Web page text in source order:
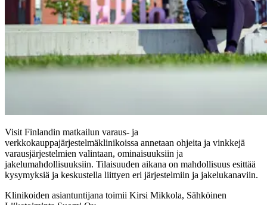
Visit Finlandin matkailun varaus- ja
verkkokauppajärjestelmäklinikoissa annetaan ohjeita ja vinkkejä
varausjärjestelmien valintaan, ominaisuuksiin ja
jakelumahdollisuuksiin. Tilaisuuden aikana on mahdollisuus esittää
kysymyksiä ja keskustella liittyen eri järjestelmiin ja jakelukanaviin.
Klinikoiden asiantuntijana toimii Kirsi Mikkola, Sähköinen